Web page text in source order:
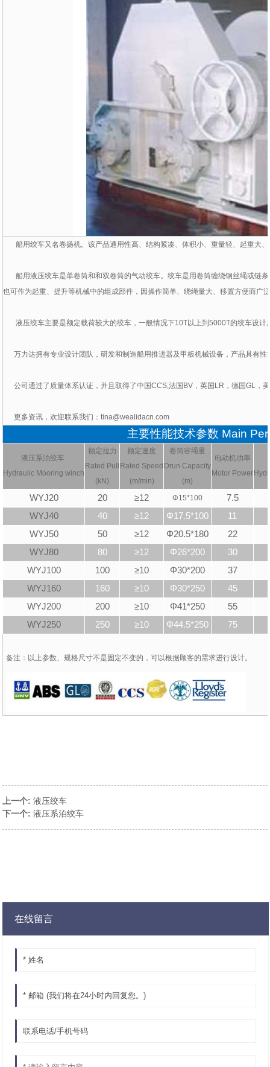
船用绞车又名卷扬机。该产品通用性高、结构紧凑、体积小、重量轻、起重大
船用液压绞车是单卷筒和和双卷筒的气动绞车。绞车是用卷筒缠绕钢丝绳或链
也可作为起重、提升等机械中的组成部件，因操作简单、绕绳量大、移置方便而广
液压绞车主要是额定载荷较大的绞车，一般情况下10T以上到5000T的绞车设计
万力达拥有专业设计团队，研发和制造船用推进器及甲板机械设备，产品具有
公司通过了质量体系认证，并且取得了中国CCS,法国 BV ，英国 LR ，德国GL ，
更多资讯，欢迎联系我们：tina@wealidacn.com
主要性能技术参数 Main
液压系泊绞车
Hydraulic Mooring winch
额定拉力
Rated Pull
(kN)
额定速度
Rated Speed
(m/min)
卷筒容绳量
Drun Capacity
(m)
电动机功率
Motor Power
WYJ20 20 ≥12 Φ15*100
7.5
WYJ40
40 ≥12 Φ17.5*100
11
WYJ50
50 ≥12 Φ20.5*180
22
WYJ80
80 ≥12 Φ26*200
30
WYJ100
100 ≥10 Φ30*200
37
WYJ160
160 ≥10 Φ30*250
45
WYJ200
200 ≥10 Φ41*250
55
WYJ250
250 ≥10 Φ44.5*250 75
备注：以上参数、规格尺寸不是固定不变的，可以根据顾客的需求进行设计。
上一个: 液压绞车
下一个: 液压系泊绞车
在线留言